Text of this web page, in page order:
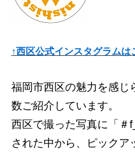
↑西区公式インスタグラムは
福岡市西区の魅力を感じ
数ご紹介しています。
西区で撮った写真に「＃
された中から、ピックア